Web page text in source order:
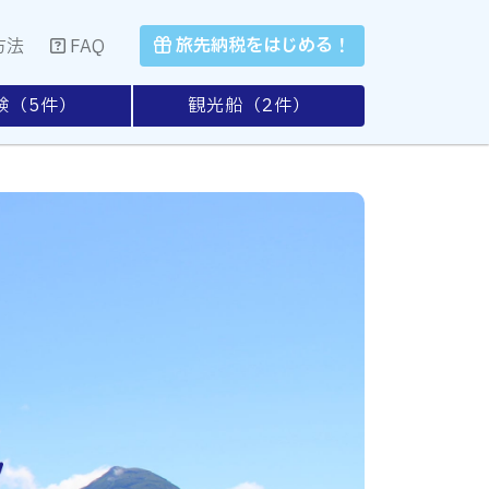
法 FAQ 旅先納税をはじめる！
（5件） 観光船（2件）